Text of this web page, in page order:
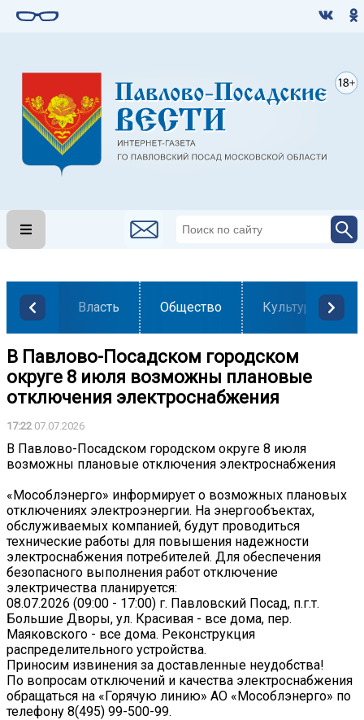
Власть Общество Культура
В Павлово-Посадском городском
округе 8 июля возможны плановые
отключения электроснабжения
17:22 07.07.2026
В Павлово-Посадском городском округе 8 июля
возможны плановые отключения электроснабжения
«Мособлэнерго» информирует о возможных плановых
отключениях электроэнергии. На энергообъектах,
обслуживаемых компанией, будут проводиться
технические работы для повышения надежности
электроснабжения потребителей. Для обеспечения
безопасного выполнения работ отключение
электричества планируется:
08.07.2026 (09:00 - 17:00) г. Павловский Посад, п.г.т.
Большие Дворы, ул. Красивая - все дома, пер.
Маяковского - все дома. Реконструкция
распределительного устройства.
Приносим извинения за доставленные неудобства!
По вопросам отключений и качества электроснабжения
обращаться на «Горячую линию» АО «Мособлэнерго» по
телефону 8(495) 99-500-99.